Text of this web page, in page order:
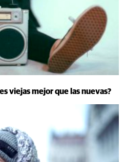
viejas mejor que las nuevas?